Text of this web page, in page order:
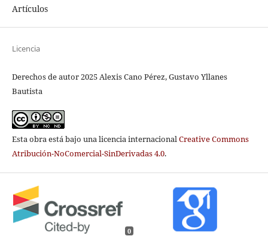
Artículos
Licencia
Derechos de autor 2025 Alexis Cano Pérez, Gustavo Yllanes
Bautista
Esta obra está bajo una licencia internacionalCreative Commons
Atribución-NoComercial-SinDerivadas 4.0.
0